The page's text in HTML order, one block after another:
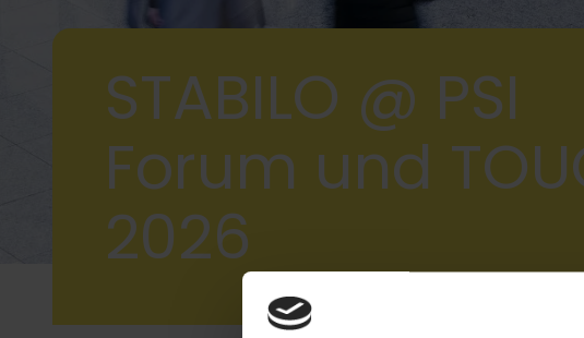
STABILO @ PSI
Forum und
2026